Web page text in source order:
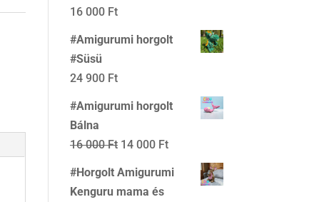
16 000 Ft
#Amigurumi horgolt
#Süsü
24 900 Ft
#Amigurumi horgolt
Bálna
16 000Ft Original
was:
14 000 FtCurrent
#Horgolt Amigurumi
Kenguru mama és